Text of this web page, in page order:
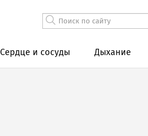
Сердце и сосуды Дыхание